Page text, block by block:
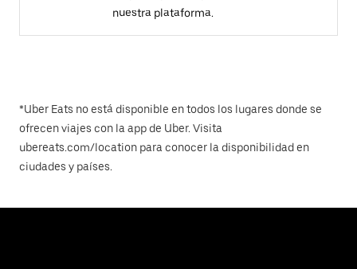
nuestra plataforma.
*Uber Eats no está disponible en todos los lugares donde se
ofrecen viajes con la app de Uber. Visita
ubereats.com/location para conocer la disponibilidad en
ciudades y países.